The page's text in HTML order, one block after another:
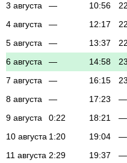
3 августа
— 10:56
4 августа
— 12:17
5 августа
— 13:37
6 августа
— 14:58
7 августа
— 16:15
8 августа
— 17:23 —
9 августа
0:22 18:21 —
10 августа 1:20 19:04 —
11 августа 2:29 19:37 —